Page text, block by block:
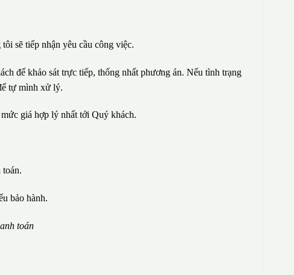
sẽ tiếp nhận yêu cầu công việc.
để khảo sát trực tiếp, thống nhất phương án. Nếu tình trạng
tự mình xử lý.
giá hợp lý nhất tới Quý khách.
toán.
bảo hành.
toán